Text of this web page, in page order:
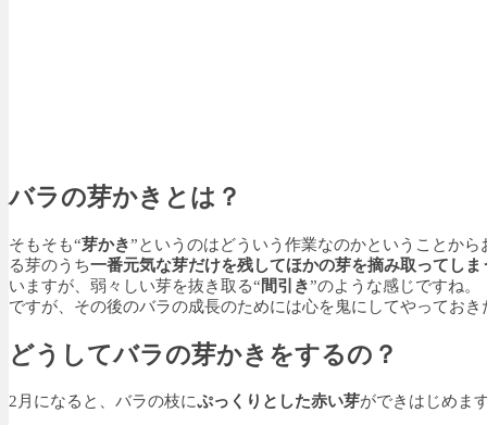
バラの芽かきとは？
そもそも“芽かき”というのはどういう作業なのかということか
る芽のうち一番元気な芽だけを残してほかの芽を摘み取ってしま
いますが、弱々しい芽を抜き取る“間引き”のような感じですね。
ですが、その後のバラの成長のためには心を鬼にしてやってお
どうしてバラの芽かきをするの？
2月になると、バラの枝にぷっくりとした赤い芽ができはじめま